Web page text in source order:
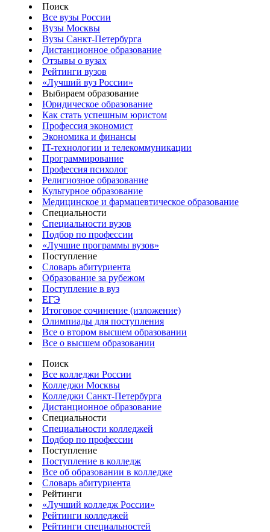
Поиск
Все вузы России
Вузы Москвы
Вузы Санкт-Петербурга
Дистанционное образование
Отзывы о вузах
Рейтинги вузов
«Лучший вуз России»
Выбираем образование
Юридическое образование
Как стать успешным юристом
Профессия экономист
Экономика и финансы
IT-технологии и телекоммуникации
Программирование
Профессия психолог
Религиозное образование
Культурное образование
Медицинское и фармацевтическое образование
Специальности
Специальности вузов
Подбор по профессии
«Лучшие программы вузов»
Поступление
Словарь абитуриента
Образование за рубежом
Поступление в вуз
ЕГЭ
Итоговое сочинение (изложение)
Олимпиады для поступления
Все о втором высшем образовании
Все о высшем образовании
Поиск
Все колледжи России
Колледжи Москвы
Колледжи Санкт-Петербурга
Дистанционное образование
Специальности
Специальности колледжей
Подбор по профессии
Поступление
Поступление в колледж
Все об образовании в колледже
Словарь абитуриента
Рейтинги
«Лучший колледж России»
Рейтинги колледжей
Рейтинги специальностей